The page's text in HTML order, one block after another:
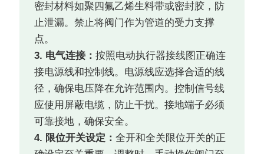
密封材料如聚四氟乙烯生料带或密封胶，防
止泄漏。禁止将阀门作为管道的受力支撑
点。
3. 电气连接：按照电动执行器接线图正确连
接电源线和控制线。电源线应选择合适的线
径，确保电压降在允许范围内。控制信号线
应使用屏蔽电缆，防止干扰。接地端子必须
可靠接地，确保安全。
4. 限位开关设定：全开和全关限位开关的正